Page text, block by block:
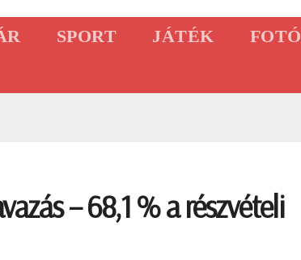
SPORT JÁTÉK FOTÓ
– 68,1 % a részvételi